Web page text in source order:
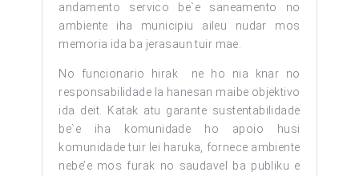
andamento servico be`e saneamento no
ambiente iha municipiu aileu nudar mos
memoria ida ba jerasaun tuir mae.
No funcionario hirak ne ho nia knar no
responsabilidade la hanesan maibe objektivo
ida deit. Katak atu garante sustentabilidade
be`e iha komunidade ho apoio husi
komunidade tuir lei haruka, fornece ambiente
nebe’e mos furak no saudavel ba publiku e